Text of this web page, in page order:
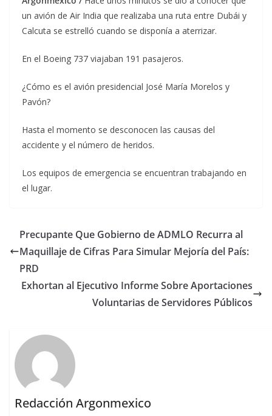
un avión de Air India que realizaba una ruta entre Dubái y
Calcuta se estrelló cuando se disponía a aterrizar.
En el Boeing 737 viajaban 191 pasajeros.
¿Cómo es el avión presidencial José María Morelos y
Pavón?
Hasta el momento se desconocen las causas del
accidente y el número de heridos.
Los equipos de emergencia se encuentran trabajando en
el lugar.
Precupante Que Gobierno de ADMLO Recurra al
Maquillaje de Cifras Para Simular Mejoría del País:
PRD
Exhortan al Ejecutivo Informe Sobre Aportaciones
Voluntarias de Servidores Públicos
Redacción Argonmexico